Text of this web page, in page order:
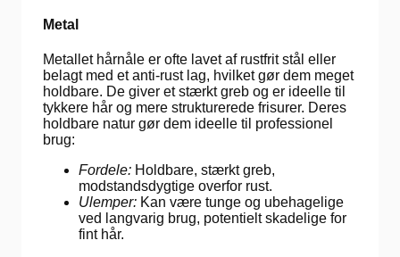
Metal
Metallet hårnåle er ofte lavet af rustfrit stål eller
belagt med et anti-rust lag, hvilket gør dem meget
holdbare. De giver et stærkt greb og er ideelle til
tykkere hår og mere strukturerede frisurer. Deres
holdbare natur gør dem ideelle til professionel
brug:
Fordele: Holdbare, stærkt greb,
modstandsdygtige overfor rust.
Ulemper: Kan være tunge og ubehagelige
ved langvarig brug, potentielt skadelige for
fint hår.